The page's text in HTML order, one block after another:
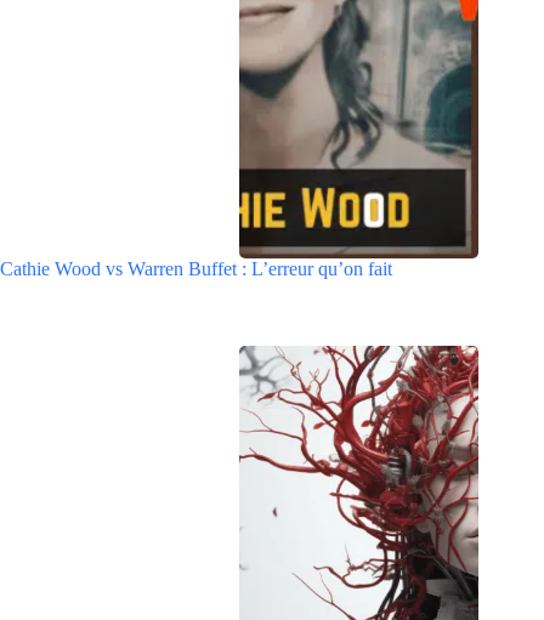
Cathie Wood vs Warren Buffet : L’erreur qu’on fait